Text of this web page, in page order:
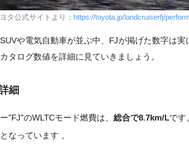
ヨタ公式サイトより： https://toyota.jp/landcruiserfj/
や電気自動車が並ぶ中、FJが掲げた数字は実
タログ数値を詳細に見ていきましょう。
細
”FJ”のWLTCモード燃費は、 総合で8.7km/Lです
なっています 。